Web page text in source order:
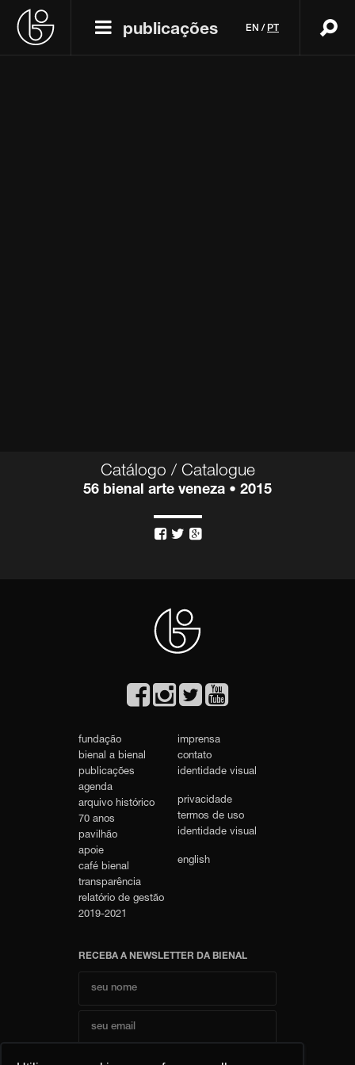
publicações EN / PT
Catálogo / Catalogue
56 bienal arte veneza • 2015
  
fundação
bienal a bienal
publicações
agenda
arquivo histórico
70 anos
pavilhão
apoie
café bienal
transparência
relatório de gestão
2019-2021
imprensa
contato
identidade visual
privacidade
termos de uso
identidade visual
english
RECEBA A NEWSLETTER DA BIENAL